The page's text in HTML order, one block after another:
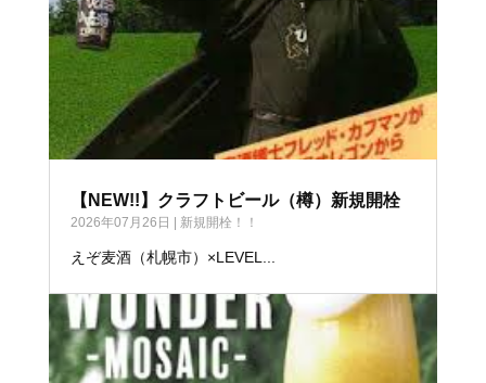
【NEW!!】クラフトビール（樽）新規開栓
2026年07月26日 | 新規開栓！！
えぞ麦酒（札幌市）×LEVEL...